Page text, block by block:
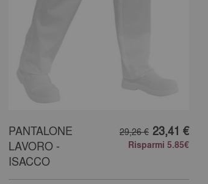
PANTALONE
LAVORO -
ISACCO
29,26 € 23,41 €
Risparmi 5.85€